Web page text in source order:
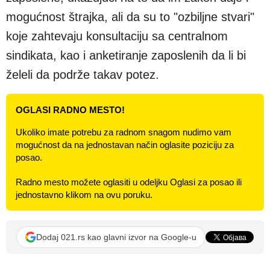
mogućnost štrajka, ali da su to "ozbiljne stvari"
koje zahtevaju konsultaciju sa centralnom
sindikata, kao i anketiranje zaposlenih da li bi
želeli da podrže takav potez.
OGLASI RADNO MESTO!
Ukoliko imate potrebu za radnom snagom nudimo vam
mogućnost da na jednostavan način oglasite poziciju za
posao.
Radno mesto možete oglasiti u odeljku Oglasi za posao ili
jednostavno klikom na ovu poruku.
Dodaj 021.rs kao glavni izvor na Google-u